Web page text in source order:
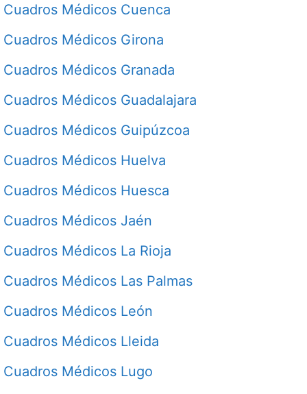
Cuadros Médicos Cuenca
Cuadros Médicos Girona
Cuadros Médicos Granada
Cuadros Médicos Guadalajara
Cuadros Médicos Guipúzcoa
Cuadros Médicos Huelva
Cuadros Médicos Huesca
Cuadros Médicos Jaén
Cuadros Médicos La Rioja
Cuadros Médicos Las Palmas
Cuadros Médicos León
Cuadros Médicos Lleida
Cuadros Médicos Lugo